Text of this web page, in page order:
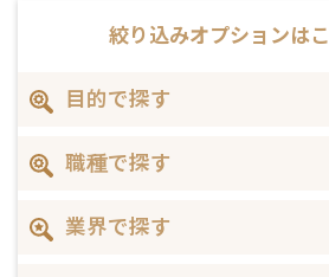
絞り込みオプションは
目的で探す
職種で探す
業界で探す